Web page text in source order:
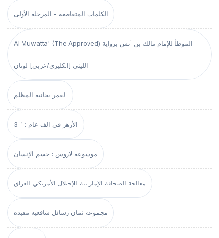
الكلمات المتقاطعة - المرحلة الأولى
Al Muwatta' (The Approved) الموطأ للإمام مالك بن أنس برواية
الليثي [انكليزي/عربي] لونان
القمر بجانبه المظلم
الأزهر في الف عام : 1-3
موسوعة لاروس : جسم الإنسان
معالجة الصحافة الإماراتية للإحتلال الأمريكي للعراق
مجموعة ثمان رسائل شافعية مفيدة